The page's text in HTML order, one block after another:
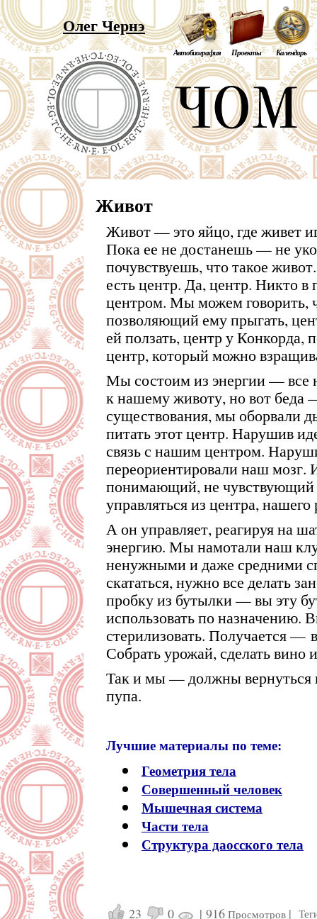
Олег Чернэ
Автобиография Проекты Календарь
Живот
Живот — это яйцо, где живет
Пока ее не достанешь — не
почувствуешь, что такое
есть центр. Да, центр. Никто в
центром. Мы можем говорить,
позволяющий ему прыгать,
ей ползать, центр у
центр, который можно
Мы состоим из энергии — все
к нашему животу, но вот
существования, мы оборвали
питать этот центр. Нарушив
связь с нашим центром.
переориентировали наш мозг.
понимающий, не чувствующий
управляться из центра, нашего
А он управляет, реагируя на
энергию. Мы намотали наш
ненужными и даже средними
скататься, нужно все делать
пробку из бутылки — вы эту
использовать по назначению.
стерилизовать. Получается —
Собрать урожай, сделать вино
Так и мы — должны вернуться
пупа.
Лучшие материалы по теме:
Геометрия тела
Совершенный человек
Мышечная система
Части тела
Структура даосского тела
23 0 | 916Просмотров |